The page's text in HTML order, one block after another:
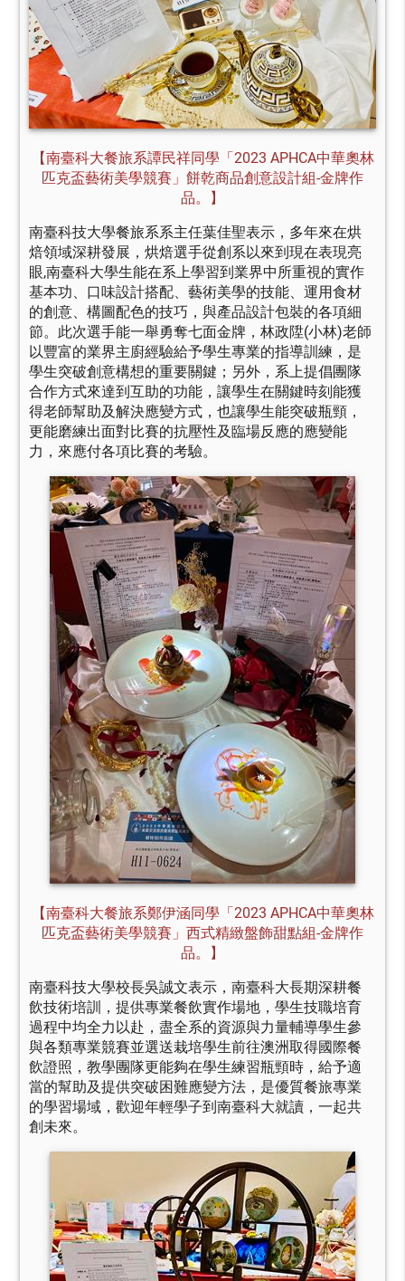
【南臺科大餐旅系譚民祥同學「2023 APHCA中華奧林
匹克盃藝術美學競賽」餅乾商品創意設計組-金牌作
品。】
南臺科技大學餐旅系系主任葉佳聖表示，多年來在烘
焙領域深耕發展，烘焙選手從創系以來到現在表現亮
眼,南臺科大學生能在系上學習到業界中所重視的實作
基本功、口味設計搭配、藝術美學的技能、運用食材
的創意、構圖配色的技巧，與產品設計包裝的各項細
節。此次選手能一舉勇奪七面金牌，林政陞(小林)老師
以豐富的業界主廚經驗給予學生專業的指導訓練，是
學生突破創意構想的重要關鍵；另外，系上提倡團隊
合作方式來達到互助的功能，讓學生在關鍵時刻能獲
得老師幫助及解決應變方式，也讓學生能突破瓶頸，
更能磨練出面對比賽的抗壓性及臨場反應的應變能
力，來應付各項比賽的考驗。
【南臺科大餐旅系鄭伊涵同學「2023 APHCA中華奧林
匹克盃藝術美學競賽」西式精緻盤飾甜點組-金牌作
品。】
南臺科技大學校長吳誠文表示，南臺科大長期深耕餐
飲技術培訓，提供專業餐飲實作場地，學生技職培育
過程中均全力以赴，盡全系的資源與力量輔導學生參
與各類專業競賽並選送栽培學生前往澳洲取得國際餐
飲證照，教學團隊更能夠在學生練習瓶頸時，給予適
當的幫助及提供突破困難應變方法，是優質餐旅專業
的學習場域，歡迎年輕學子到南臺科大就讀，一起共
創未來。